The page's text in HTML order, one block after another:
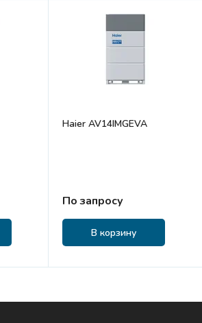
Haier AV14IMGEVA
По запросу
В корзину